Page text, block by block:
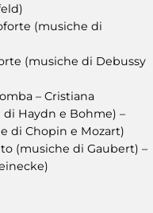
(musiche di
(musiche di Debussy
– Cristiana
Haydn e Bohme) –
di Chopin e Mozart)
(musiche di Gaubert) –